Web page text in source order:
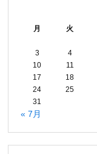
月
火
3
4
10
11
17
18
24
25
31
« 7月